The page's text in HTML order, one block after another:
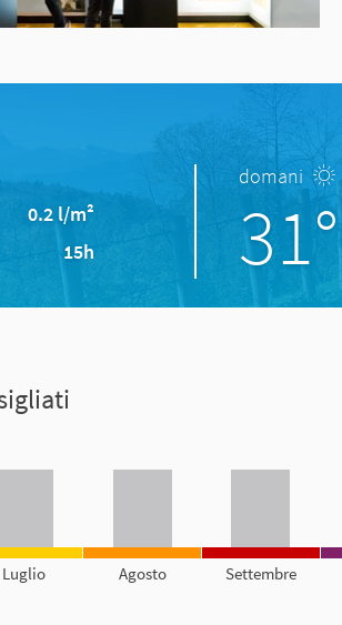
0.2 l/m²
15h
domani
31°
Luglio Agosto Settembre